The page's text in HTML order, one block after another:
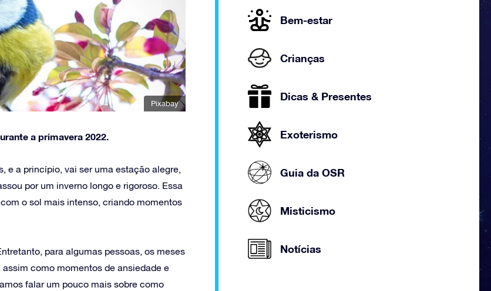
Pixabay
a primavera 2022.
e a princípio, vai ser uma estação alegre,
por um inverno longo e rigoroso. Essa
o sol mais intenso, criando momentos
para algumas pessoas, os meses
como momentos de ansiedade e
falar um pouco mais sobre como
Bem-estar
Crianças
Dicas & Presentes
Exoterismo
Guia da OSR
Misticismo
Notícias